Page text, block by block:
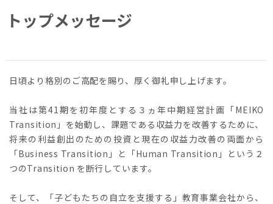
トップメッセージ
日頃より格別のご高配を賜り、厚く御礼申し上げます。
当社は第41期を初年度とする３ヵ年中期経営計画「MEIKO
Transition」を始動し、課題である収益力を改善するために、
将来の利益創出のための投資と現在の収益力改善の両面から
「Business Transition」と「Human Transition」という２
つのTransition を断行しています。
そして、「子どもたちの自立を支援する」教育事業会社から、